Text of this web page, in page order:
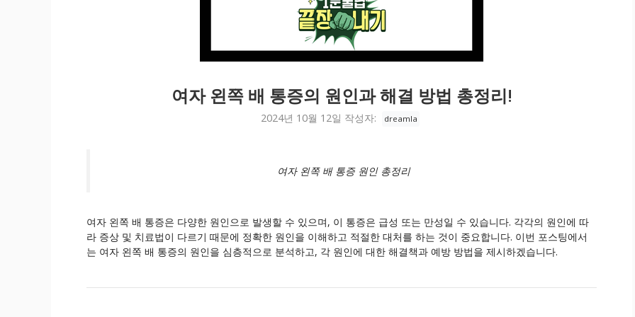
여자 왼쪽 배 통증의 원인과 해결 방법 총정리!
2024년 10월 12일 작성자: dreamla
여자 왼쪽 배 통증 원인 총정리
여자 왼쪽 배 통증은 다양한 원인으로 발생할 수 있으며, 이 통증은 급성 또는 만성일 수 있습니다. 각각의 원인에 따
라 증상 및 치료법이 다르기 때문에 정확한 원인을 이해하고 적절한 대처를 하는 것이 중요합니다. 이번 포스팅에서
는 여자 왼쪽 배 통증의 원인을 심층적으로 분석하고, 각 원인에 대한 해결책과 예방 방법을 제시하겠습니다.